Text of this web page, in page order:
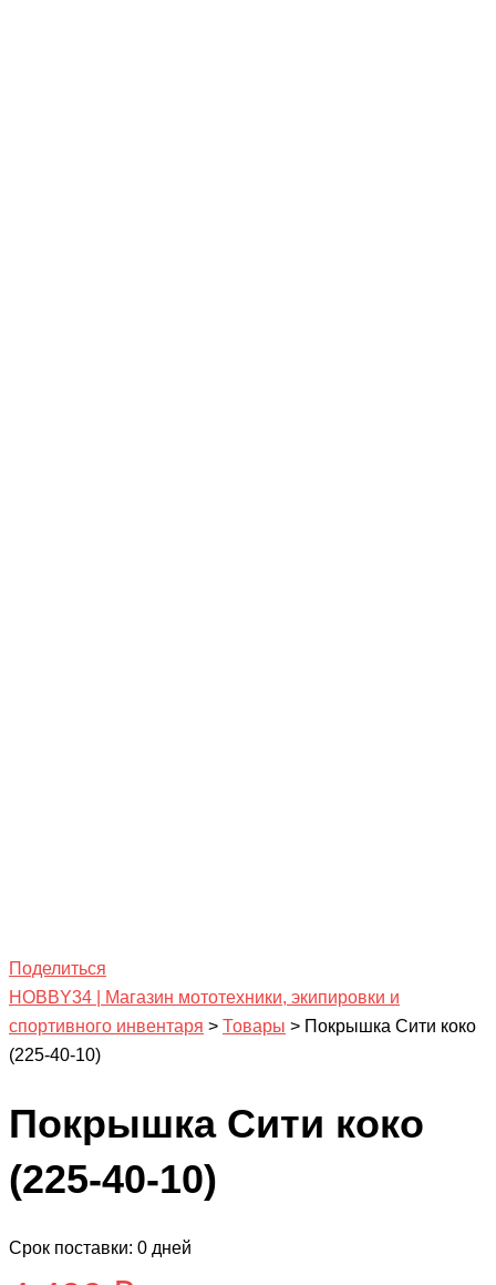
Поделиться
HOBBY34 | Магазин мототехники, экипировки и
спортивного инвентаря > Товары > Покрышка Сити коко
(225-40-10)
Покрышка Сити коко
(225-40-10)
Срок поставки: 0 дней